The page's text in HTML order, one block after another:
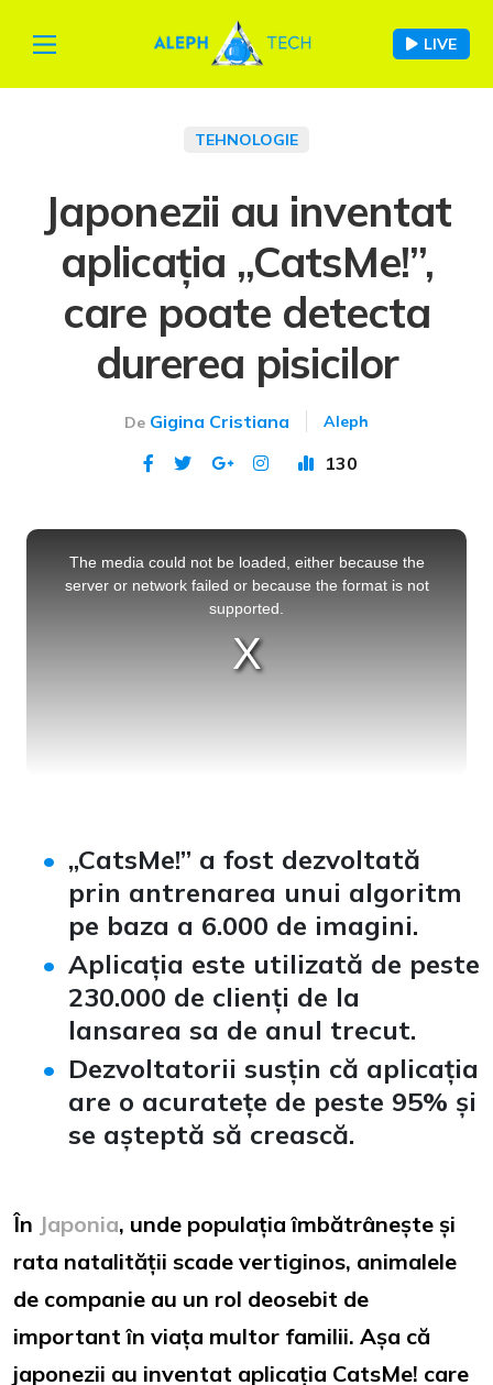
LIVE
TEHNOLOGIE
Japonezii au inventat
aplicația „CatsMe!”,
care poate detecta
durerea pisicilor
De Gigina Cristiana Aleph
130
This
The media could not be loaded, either because the
server or network failed or because the format is not
supported.
„CatsMe!” a fost dezvoltată
prin antrenarea unui algoritm
pe baza a 6.000 de imagini.
Aplicația este utilizată de peste
230.000 de clienți de la
lansarea sa de anul trecut.
Dezvoltatorii susțin că aplicația
are o acuratețe de peste 95% și
se așteptă să crească.
În Japonia, unde populația îmbătrânește și
rata natalității scade vertiginos, animalele
de companie au un rol deosebit de
important în viața multor familii. Așa că
japonezii au inventat aplicația CatsMe! care